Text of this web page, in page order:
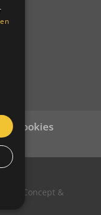
Cookies
Concept &